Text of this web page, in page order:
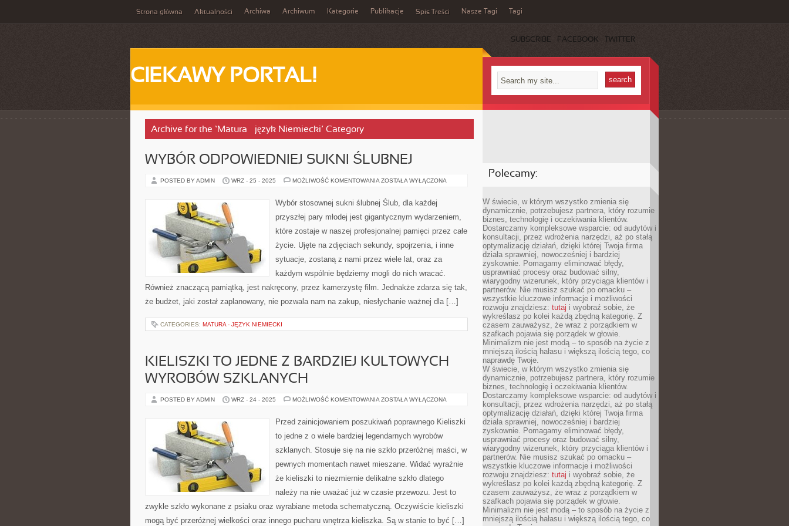
Strona główna Aktualności Archiwa Archiwum Kategorie Publikacje Spis Treści Nasze Tagi Tagi
SUBSCRIBE FACEBOOK TWITTER
CIEKAWY PORTAL!
Archive for the ‘Matura – język Niemiecki’ Category
WYBÓR ODPOWIEDNIEJ SUKNI ŚLUBNEJ
POSTED BY ADMIN WRZ - 25 - 2025 MOŻLIWOŚĆ KOMENTOWANIA WYBÓR
ŚLUBNEJ
ZOSTAŁA WYŁĄCZONA
Wybór stosownej sukni ślubnej Ślub, dla każdej
przyszłej pary młodej jest gigantycznym wydarzeniem,
które zostaje w naszej profesjonalnej pamięci przez całe
życie. Ujęte na zdjęciach sekundy, spojrzenia, i inne
sytuacje, zostaną z nami przez wiele lat, oraz za
każdym wspólnie będziemy mogli do nich wracać.
Również znaczącą pamiątką, jest nakręcony, przez kamerzystę film. Jednakże zdarza się tak,
że budżet, jaki został zaplanowany, nie pozwala nam na zakup, niesłychanie ważnej dla […]
CATEGORIES: MATURA - JĘZYK NIEMIECKI
KIELISZKI TO JEDNE Z BARDZIEJ KULTOWYCH
WYROBÓW SZKLANYCH
POSTED BY ADMIN WRZ - 24 - 2025 MOŻLIWOŚĆ KOMENTOWANIA KIELISZKI
BARDZIEJ
WYROBÓW
ZOSTAŁA WYŁĄCZONA
Przed zainicjowaniem poszukiwań poprawnego Kieliszki
to jedne z o wiele bardziej legendarnych wyrobów
szklanych. Stosuje się na nie szkło przeróżnej maści, w
pewnych momentach nawet mieszane. Widać wyraźnie
że kieliszki to niezmiernie delikatne szkło dlatego
należy na nie uważać już w czasie przewozu. Jest to
zwykle szkło wykonane z psiaku oraz wyrabiane metoda schematyczną. Oczywiście kieliszki
mogą być przeróżnej wielkości oraz innego pucharu wnętrza kieliszka. Są w stanie to być […]
Polecamy:
W świecie, w którym wszystko zmienia się
dynamicznie, potrzebujesz partnera, który rozumie
biznes, technologię i oczekiwania klientów.
Dostarczamy kompleksowe wsparcie: od audytów i
konsultacji, przez wdrożenia narzędzi, aż po stałą
optymalizację działań, dzięki której Twoja firma
działa sprawniej, nowocześniej i bardziej
zyskownie. Pomagamy eliminować błędy,
usprawniać procesy oraz budować silny,
wiarygodny wizerunek, który przyciąga klientów i
partnerów. Nie musisz szukać po omacku –
wszystkie kluczowe informacje i możliwości
rozwoju znajdziesz: tutaj i wyobraź sobie, że
wykreślasz po kolei każdą zbędną kategorię. Z
czasem zauważysz, że wraz z porządkiem w
szafkach pojawia się porządek w głowie.
Minimalizm nie jest modą – to sposób na życie z
mniejszą ilością hałasu i większą ilością tego, co
naprawdę Twoje.
W świecie, w którym wszystko zmienia się
dynamicznie, potrzebujesz partnera, który rozumie
biznes, technologię i oczekiwania klientów.
Dostarczamy kompleksowe wsparcie: od audytów i
konsultacji, przez wdrożenia narzędzi, aż po stałą
optymalizację działań, dzięki której Twoja firma
działa sprawniej, nowocześniej i bardziej
zyskownie. Pomagamy eliminować błędy,
usprawniać procesy oraz budować silny,
wiarygodny wizerunek, który przyciąga klientów i
partnerów. Nie musisz szukać po omacku –
wszystkie kluczowe informacje i możliwości
rozwoju znajdziesz: tutaj i wyobraź sobie, że
wykreślasz po kolei każdą zbędną kategorię. Z
czasem zauważysz, że wraz z porządkiem w
szafkach pojawia się porządek w głowie.
Minimalizm nie jest modą – to sposób na życie z
mniejszą ilością hałasu i większą ilością tego, co